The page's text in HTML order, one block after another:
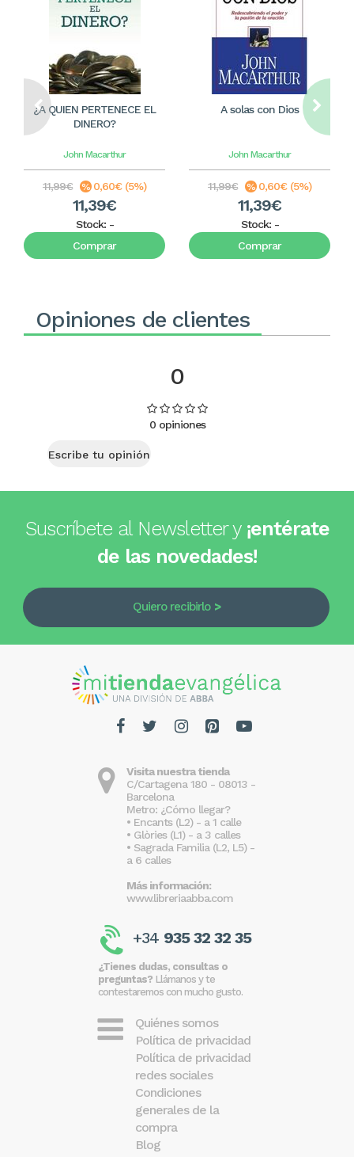
¿A QUIEN PERTENECE EL
DINERO?
John Macarthur
11,99€ 0,60€ (5%)
11,39€
Stock: -
Comprar
A solas con Dios
John Macarthur
11,99€ 0,60€ (5%)
11,39€
Stock: -
Comprar
Opiniones de clientes
0
0 opiniones
Escribe tu opinión
Suscríbete al Newsletter y ¡entérate
de las novedades!
Quiero recibirlo
Visita nuestra tienda
C/Cartagena 180 - 08013 -
Barcelona
Metro: ¿Cómo llegar?
• Encants (L2) - a 1 calle
• Glòries (L1) - a 3 calles
• Sagrada Familia (L2, L5) -
a 6 calles
Más información:
www.libreriaabba.com
+34 935 32 32 35
¿Tienes dudas, consultas o
preguntas? Llámanos y te
contestaremos con mucho gusto.
Quiénes somos
Política de privacidad
Política de privacidad
redes sociales
Condiciones
generales de la
compra
Blog